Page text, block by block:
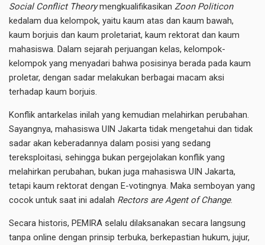
Social Conflict Theorymengkualifikasikan Zoon Politicon
kedalam dua kelompok, yaitu kaum atas dan kaum bawah,
kaum borjuis dan kaum proletariat, kaum rektorat dan kaum
mahasiswa. Dalam sejarah perjuangan kelas, kelompok-
kelompok yang menyadari bahwa posisinya berada pada kaum
proletar, dengan sadar melakukan berbagai macam aksi
terhadap kaum borjuis.
Konflik antarkelas inilah yang kemudian melahirkan perubahan.
Sayangnya, mahasiswa UIN Jakarta tidak mengetahui dan tidak
sadar akan keberadannya dalam posisi yang sedang
tereksploitasi, sehingga bukan pergejolakan konflik yang
melahirkan perubahan, bukan juga mahasiswa UIN Jakarta,
tetapi kaum rektorat dengan E-votingnya. Maka semboyan yang
cocok untuk saat ini adalah Rectors are Agent of Change.
Secara historis, PEMIRA selalu dilaksanakan secara langsung
tanpa online dengan prinsip terbuka, berkepastian hukum, jujur,